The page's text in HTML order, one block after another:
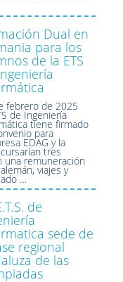
Dual en
para los
de la ETS
febrero de 2025
de Ingeniería
tiene firmado
para
EDAG y la
tres
una remuneración
viajes y
…
de
sede de
regional
de las